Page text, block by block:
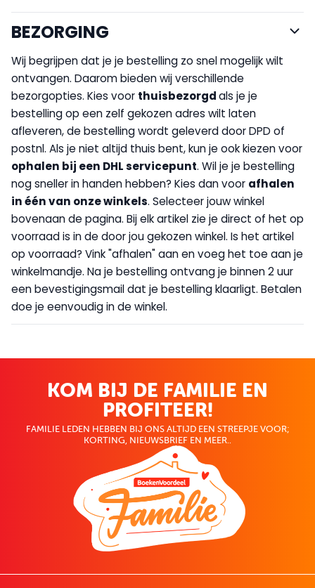
BEZORGING
Wij begrijpen dat je je bestelling zo snel mogelijk wilt
ontvangen. Daarom bieden wij verschillende
bezorgopties. Kies voor thuisbezorgdals je je
bestelling op een zelf gekozen adres wilt laten
afleveren, de bestelling wordt geleverd door DPD of
postnl. Als je niet altijd thuis bent, kun je ook kiezen voor
ophalen bij een DHL servicepunt. Wil je je bestelling
nog sneller in handen hebben? Kies dan voor afhalen
in één van onze winkels. Selecteer jouw winkel
bovenaan de pagina. Bij elk artikel zie je direct of het op
voorraad is in de door jou gekozen winkel. Is het artikel
op voorraad? Vink "afhalen" aan en voeg het toe aan je
winkelmandje. Na je bestelling ontvang je binnen 2 uur
een bevestigingsmail dat je bestelling klaarligt. Betalen
doe je eenvoudig in de winkel.
KOM BIJ DE FAMILIE EN
PROFITEER!
FAMILIE LEDEN HEBBEN BIJ ONS ALTIJD EEN STREEPJE VOOR;
KORTING, NIEUWSBRIEF EN MEER..